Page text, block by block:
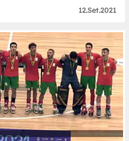
12.Set.2021